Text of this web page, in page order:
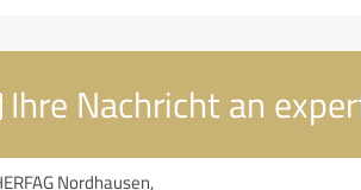
Ihre Nachricht an